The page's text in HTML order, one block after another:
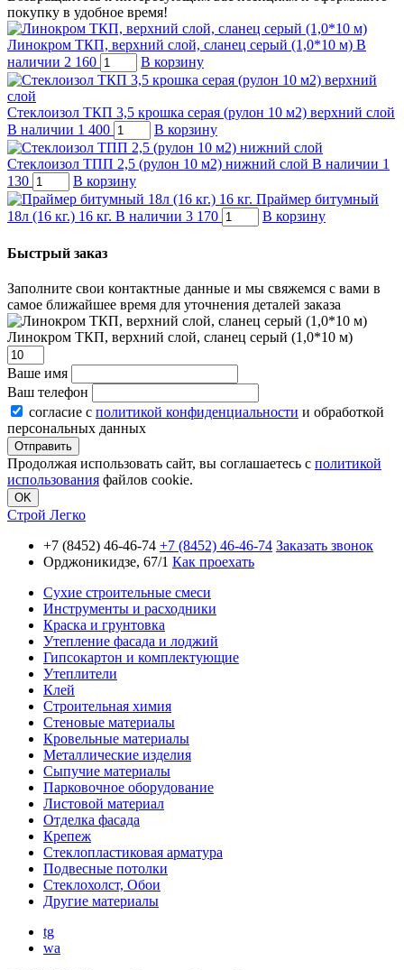
покупку в удобное время!
Линокром ТКП, верхний слой, сланец серый (1,0*10 м) В
наличии 2 160 В корзину
Стеклоизол ТКП 3,5 крошка серая (рулон 10 м2) верхний слой
В наличии 1 400 В корзину
Стеклоизол ТПП 2,5 (рулон 10 м2) нижний слой В наличии 1
130
В корзину
Праймер битумный
18л (16 кг.) 16 кг. В наличии 3 170 В корзину
Быстрый заказ
Заполните свои контактные данные и мы свяжемся с вами в
самое ближайшее время для уточнения деталей заказа
Линокром ТКП, верхний слой, сланец серый (1,0*10 м)
Ваше имя
Ваш телефон
согласие с политикой конфиденциальности и обработкой
персональных данных
Продолжая использовать сайт, вы соглашаетесь с политикой
использования файлов cookie.
OK
Строй Легко
+7 (8452) 46-46-74 +7 (8452) 46-46-74 Заказать звонок
Орджоникидзе, 67/1 Как проехать
Сухие строительные смеси
Инструменты и расходники
Краска и грунтовка
Утепление фасада и лоджий
Гипсокартон и комплектующие
Утеплители
Клей
Строительная химия
Стеновые материалы
Кровельные материалы
Металлические изделия
Сыпучие материалы
Парковочное оборудование
Листовой материал
Отделка фасада
Крепеж
Стеклопластиковая арматура
Подвесные потолки
Стеклохолст, Обои
Другие материалы
tg
wa